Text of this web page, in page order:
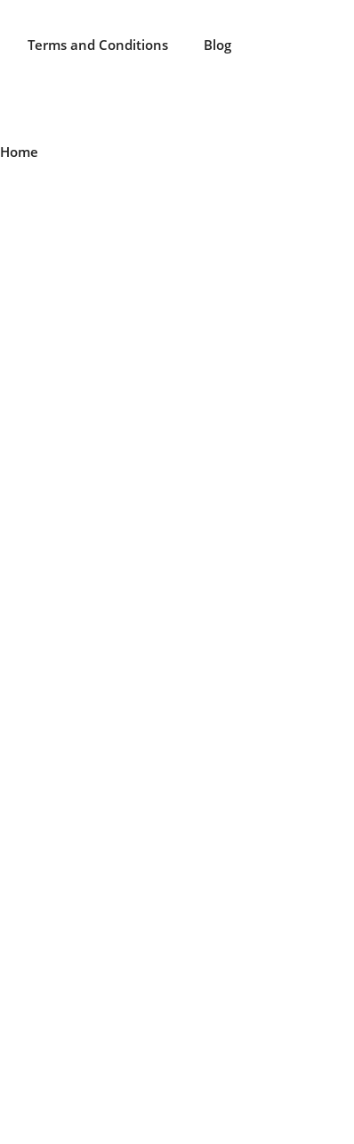
Terms and Conditions Blog
Home